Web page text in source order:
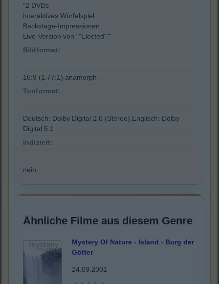
"2 DVDs
interaktives Würfelspiel
Backstage-Impressionen
Live-Version von ""Elected"""
Bildformat:
16:9 (1.77:1) anamorph
Tonformat:
Deutsch: Dolby Digital 2.0 (Stereo),Englisch: Dolby
Digital 5.1
Indiziert:
nein
Ähnliche Filme aus diesem Genre
Mystery Of Nature - Island - Burg der
Götter
24.09.2001